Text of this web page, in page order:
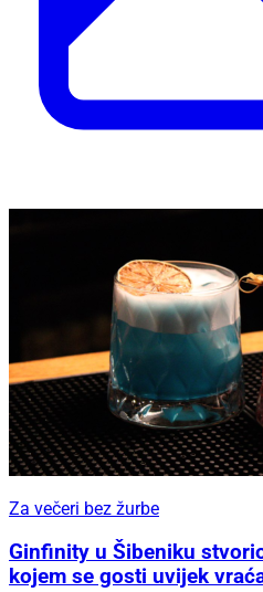
Za večeri bez žurbe
Ginfinity u Šibeniku
kojem se gosti uvijek